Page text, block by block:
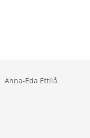
Anna-Eda Ettilå